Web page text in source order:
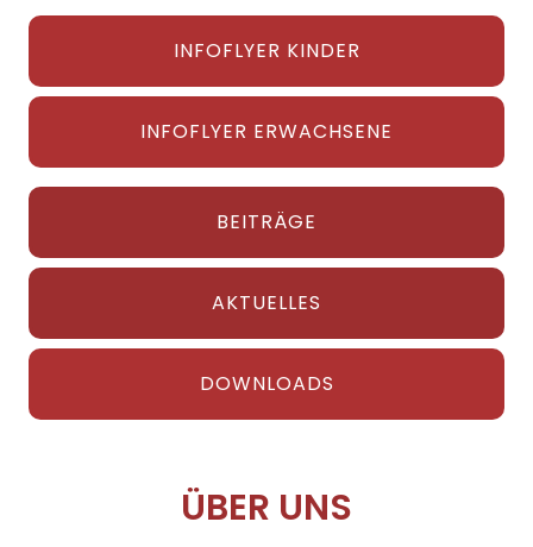
INFOFLYER KINDER
INFOFLYER ERWACHSENE
BEITRÄGE
AKTUELLES
DOWNLOADS
ÜBER UNS